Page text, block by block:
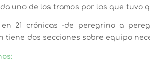
uno de los tramos por los que tuvo
21 crónicas -de peregrino a
tiene dos secciones sobre equipo